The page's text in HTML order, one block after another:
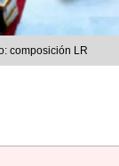
composición LR